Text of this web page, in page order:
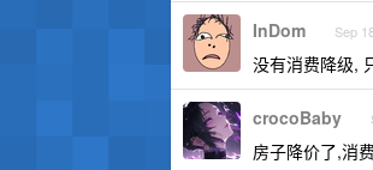
InDom Sep
没有消费降级,
crocoBaby
房子降价了,消